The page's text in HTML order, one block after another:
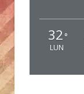
32 °
LUN